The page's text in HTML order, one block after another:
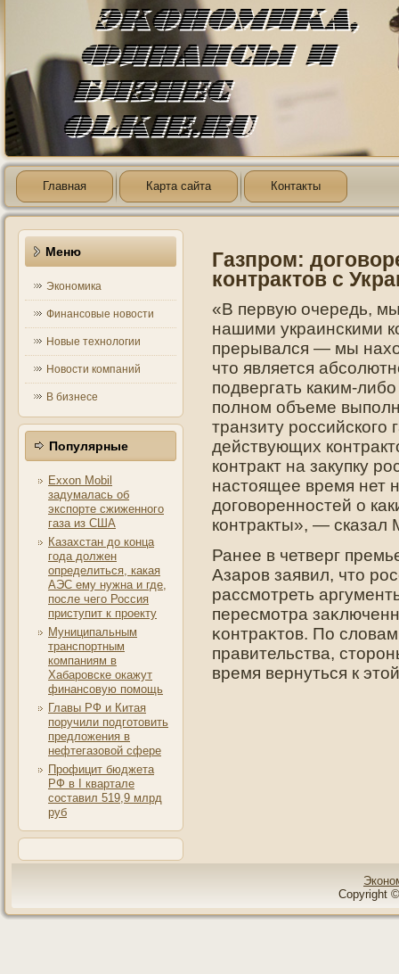
Главная Карта сайта Контакты
Меню
Экономика
Финансовые новости
Новые технологии
Новости компаний
В бизнесе
Популярные
Exxon Mobil
задумалась об
экспорте сжиженного
газа из США
Казахстан до конца
года должен
определиться, какая
АЭС ему нужна и где,
после чего Россия
приступит к проекту
Муниципальным
транспортным
компаниям в
Хабаровске окажут
финансовую помощь
Главы РФ и Китая
поручили подготовить
предложения в
нефтегазовой сфере
Профицит бюджета
РФ в I квартале
составил 519,9 млрд
руб
Газпром:
контрактов с
«В первую очередь,
нашими украинскими
прерывался — мы
что является
подвергать каким-
полном объеме
транзиту российского
действующих
контракт на закупку
настоящее время нет
договоренностей о
контракты», —
Ранее в четверг
Азарοв заявил, чтο
рассмотреть
пересмотра
κонтраκтοв. По
правительства,
время вернуться к
Copyright